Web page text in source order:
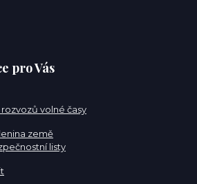
pro Vás
volné časy
země
listy